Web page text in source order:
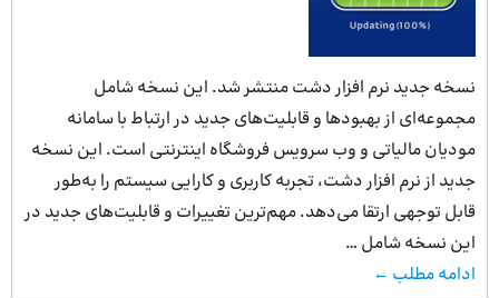
نسخه جدید نرم افزار دشت منتشر شد. این نسخه شامل
مجموعه‌ای از بهبودها و قابلیت‌های جدید در ارتباط با سامانه
مودیان مالیاتی و وب سرویس فروشگاه اینترنتی است. این نسخه
جدید از نرم افزار دشت، تجربه کاربری و کارایی سیستم را به‌طور
قابل توجهی ارتقا می‌دهد. مهم‌ترین تغییرات و قابلیت‌های جدید در
این نسخه شامل …
ادامه مطلب ←